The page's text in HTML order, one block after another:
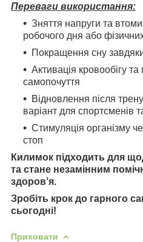
Переваги використання:
Зняття напруги та втоми
робочого дня або
Покращення сну
Активація кровообігу
самопочуття
Відновлення після
варіант для спортсменів
Стимуляція організму
стоп
Килимок підходить для
та стане незамінним
здоров’я.
Зробіть крок до гарного
сьогодні!
Приховати